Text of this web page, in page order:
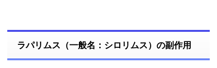
ラパリムス（一般名：シロリムス）の副作用